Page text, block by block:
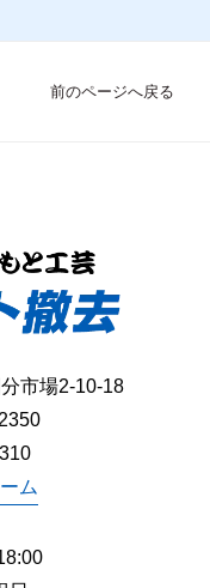
前のページへ戻る
市場2-10-18
ム